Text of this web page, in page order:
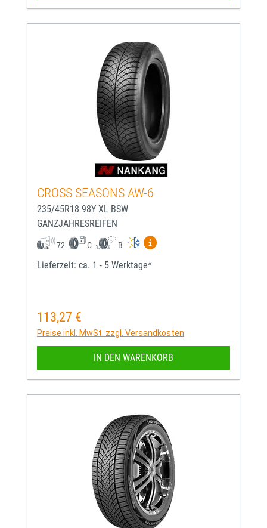
CROSS SEASONS AW-6
235/45R18 98Y XL BSW
GANZJAHRESREIFEN
72 C B
Mehr Informationen zum
Lieferzeit: ca. 1 - 5 Werktage*
Regulärer Preis:
113,27 €
Preise inkl. MwSt. zzgl. Versandkosten
IN DEN WARENKORB